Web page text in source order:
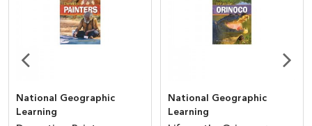
National Geographic
Learning
National Geographic
Learning